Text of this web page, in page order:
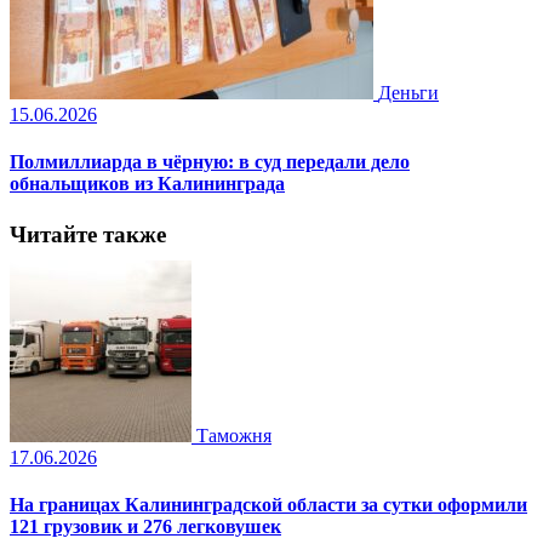
Деньги
15.06.2026
Полмиллиарда в чёрную: в суд передали дело
обнальщиков из Калининграда
Читайте также
Таможня
17.06.2026
На границах Калининградской области за сутки оформили
121 грузовик и 276 легковушек